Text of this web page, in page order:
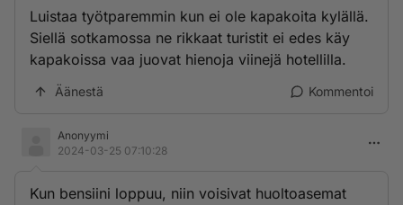
Luistaa työtparemmin kun ei ole kapakoita kylällä.
Siellä sotkamossa ne rikkaat turistit ei edes käy
kapakoissa vaa juovat hienoja viinejä hotellilla.
Äänestä Kommentoi
Anonyymi
2024-03-25 07:10:28
Kun bensiini loppuu, niin voisivat huoltoasemat